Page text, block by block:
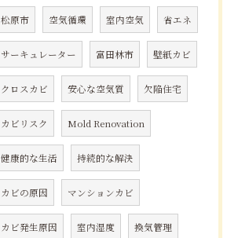
松原市 空気循環 室内空気 省エネ
サーキュレーター 富田林市 壁紙カビ
クロスカビ 安心な空気質 欠陥住宅
カビリスク Mold Renovation
健康的な生活 持続的な解決
カビの原因 マンションカビ
カビ発生原因 室内湿度 換気管理